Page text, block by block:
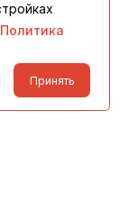
Политика
Принять